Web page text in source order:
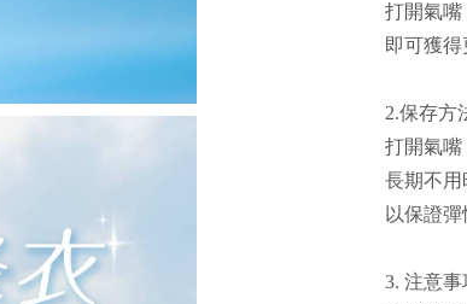
打開氣嘴
即可獲得
2.保存方
打開氣嘴
長期不
以保證彈
3. 注意事